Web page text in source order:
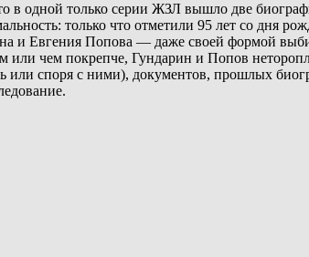
в одной только серии ЖЗЛ вышло две
только что отметили 95 лет со дня
и Евгения Попова — даже своей формой
чем покрепче, Гундарин и Попов
споря с ними), документов, прошлых